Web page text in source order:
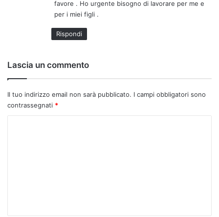
favore . Ho urgente bisogno di lavorare per me e
per i miei figli .
Rispondi
Lascia un commento
Il tuo indirizzo email non sarà pubblicato. I campi obbligatori sono
contrassegnati *